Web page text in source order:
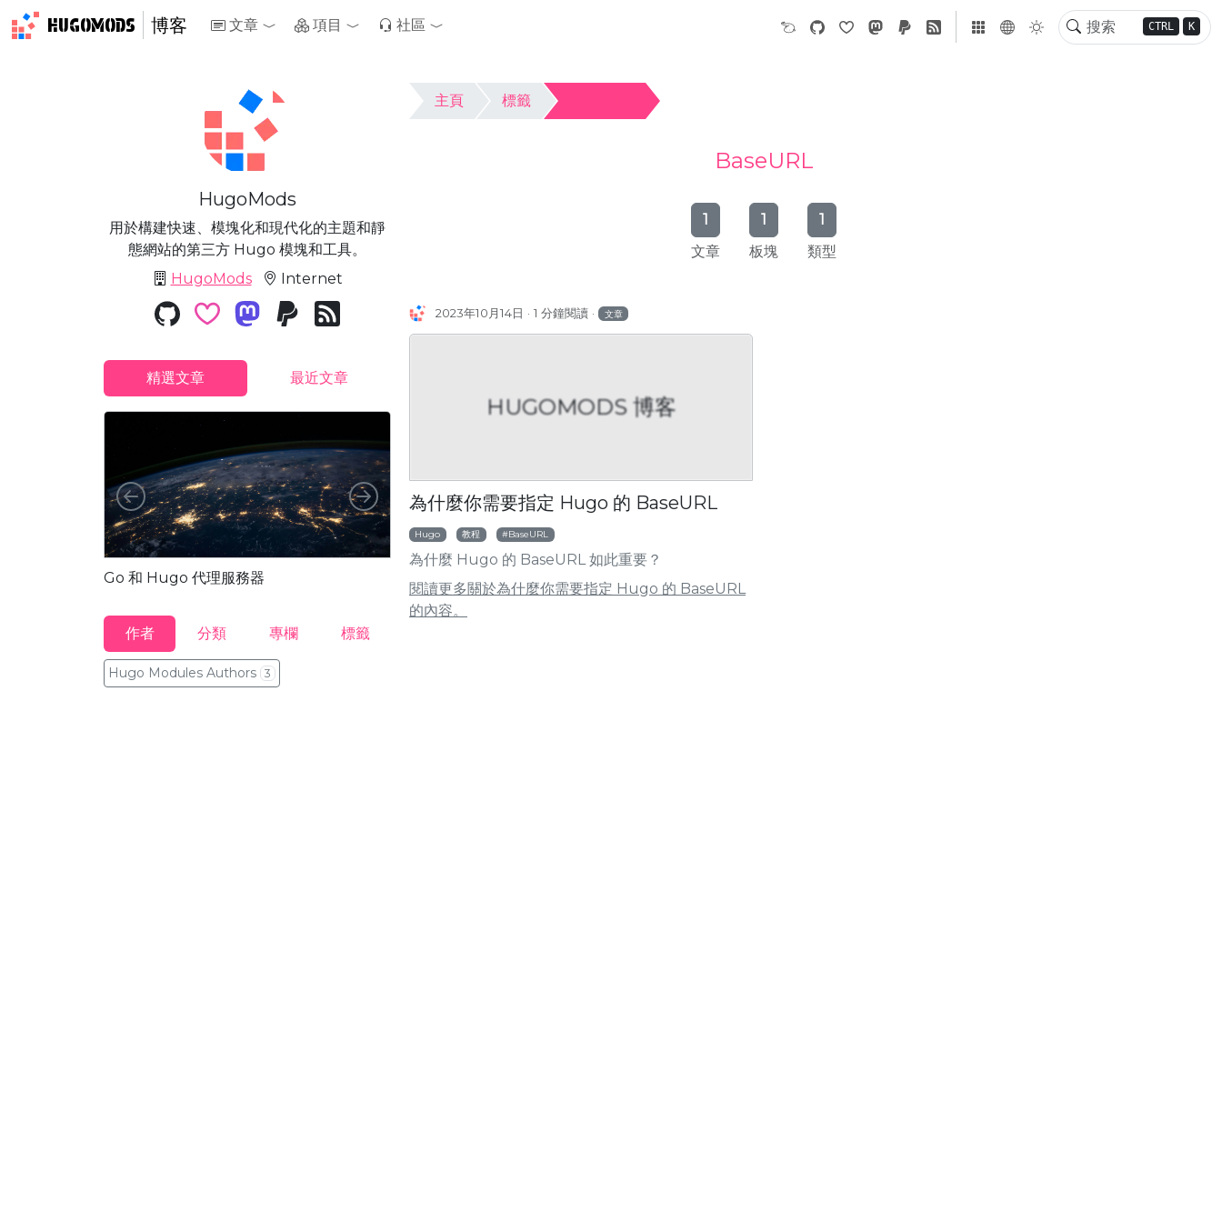
HUGOMODS 博客 CTRL K
文章 Toggle Dropdown
項目 社區
主頁 標籤
BaseURL
1
文章
1
板塊
1
類型
2023年10月14日 1 分鐘閱讀 文章
HUGOMODS 博客
為什麼你需要指定 Hugo 的 BaseURL
Hugo 教程 BaseURL
為什麼 Hugo 的 BaseURL 如此重要？
閱讀更多關於為什麼你需要指定 Hugo 的 BaseURL
的內容。
HugoMods
用於構建快速、模塊化和現代化的主題和靜
態網站的第三方 Hugo 模塊和工具。
HugoMods
Internet
精選文章 最近文章
Go 和 Hugo 代理服務器
如何使用 Hugo 模塊
向左 向右
作者 分類 專欄 標籤
Hugo Modules Authors 3